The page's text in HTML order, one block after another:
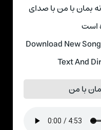
بمان با من با صدای
است
Download New
Text And
با من